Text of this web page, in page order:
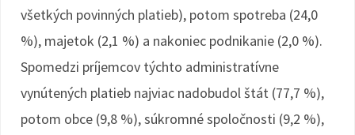
všetkých povinných platieb), potom spotreba (24,0
%), majetok (2,1 %) a nakoniec podnikanie (2,0 %).
Spomedzi príjemcov týchto administratívne
vynútených platieb najviac nadobudol štát (77,7 %),
potom obce (9,8 %), súkromné spoločnosti (9,2 %),